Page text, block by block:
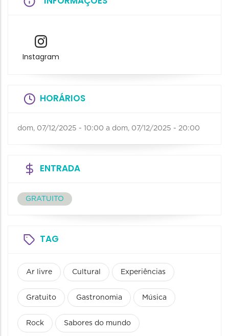
Instagram
HORÁRIOS
dom, 07/12/2025 - 10:00 a dom, 07/12/2025 - 20:00
ENTRADA
GRATUITO
TAG
Ar livre Cultural Experiências
Gratuito Gastronomia Música
Rock Sabores do mundo